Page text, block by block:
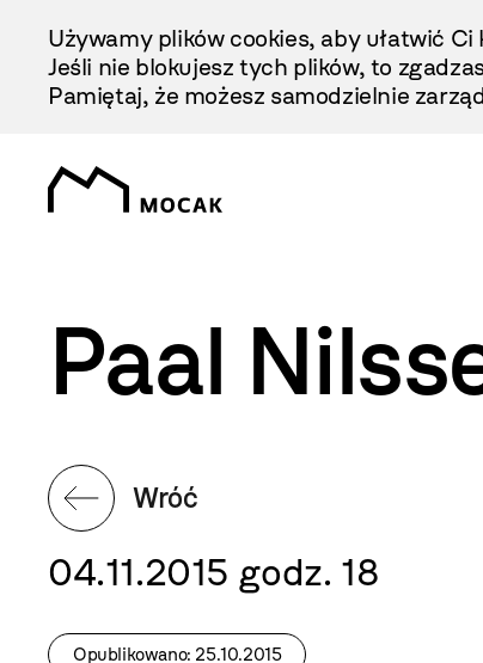
Treści
Używamy plików cookies, aby ułatwić
Jeśli nie blokujesz tych plików, to
Pamiętaj, że możesz samodzielnie
Paal
Wróć
04.11.2015 godz. 18
Opublikowano: 25.10.2015